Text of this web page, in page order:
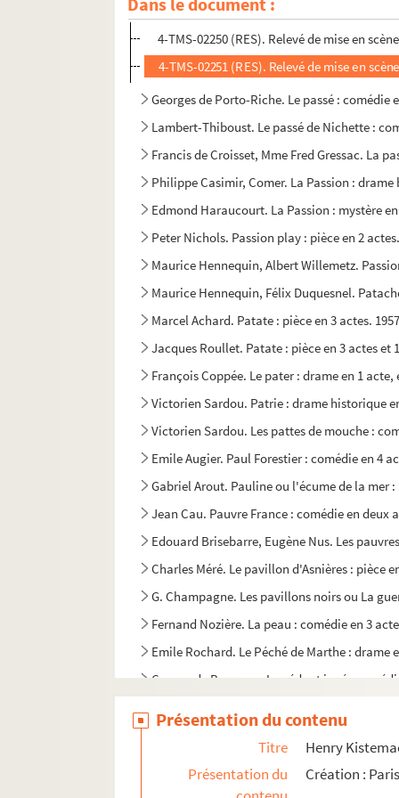
Henry Kistemaeckers. La passante : pièce en 3
4-TMS-02250 (RES). Relevé de mise en
4-TMS-02251 (RES). Relevé de mise en
Georges de Porto-Riche. Le passé : comédie
Lambert-Thiboust. Le passé de Nichette :
Francis de Croisset, Mme Fred Gressac. La
Philippe Casimir, Comer. La Passion :
Edmond Haraucourt. La Passion : mystère
Peter Nichols. Passion play : pièce en 2
Maurice Hennequin, Albert Willemetz.
Maurice Hennequin, Félix Duquesnel.
Marcel Achard. Patate : pièce en 3 actes.
Jacques Roullet. Patate : pièce en 3 actes et
François Coppée. Le pater : drame en 1 acte,
Victorien Sardou. Patrie : drame historique
Victorien Sardou. Les pattes de mouche :
Emile Augier. Paul Forestier : comédie en 4
Gabriel Arout. Pauline ou l'écume de la mer :
Jean Cau. Pauvre France : comédie en
Edouard Brisebarre, Eugène Nus. Les
Charles Méré. Le pavillon d'Asnières : pièce
G. Champagne. Les pavillons noirs ou La
Fernand Nozière. La peau : comédie en 3
Emile Rochard. Le Péché de Marthe :
Cyrano de Bergerac. Le pédant joué :
William Shakespeare. Peines d'amour
Présentation du contenu
Titre
Henry
Présentation du
Création :